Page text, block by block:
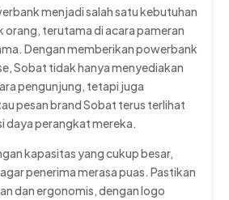
menjadi salah satu kebutuhan
orang, terutama di acara pameran
Dengan memberikan powerbank
Sobat tidak hanya menyediakan
pengunjung, tetapi juga
pesan brand Sobat terus terlihat
daya perangkat mereka.
kapasitas yang cukup besar,
penerima merasa puas. Pastikan
dan ergonomis, dengan logo